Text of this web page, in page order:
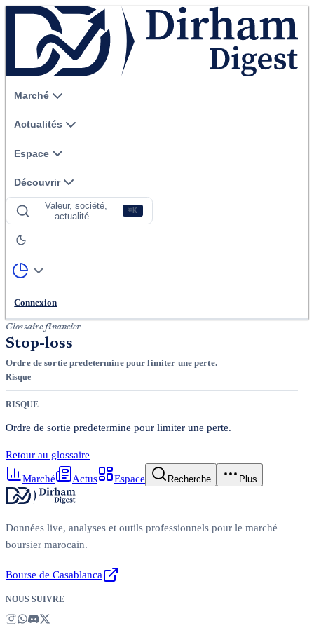
Marché
Actualités
Espace
Découvrir
Valeur, société,
actualité…
⌘K
Connexion
Glossaire financier
Stop-loss
Ordre de sortie predetermine pour limiter une perte.
Risque
RISQUE
Ordre de sortie predetermine pour limiter une perte.
Retour au glossaire
Marché Actus Espace Recherche Plus
Données live, analyses et outils professionnels pour le marché
boursier marocain.
Bourse de Casablanca
NOUS SUIVRE